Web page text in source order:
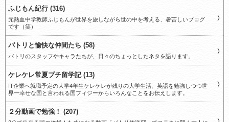
ふじもん紀行 (316)
元熱血中学教師ふじもんが世界を旅しながら世の中を考える、暑苦しいブログ
です（笑）
パトリと愉快な仲間たち (58)
パトリのスタッフやキャラたちが、日々のちょっとしたネタを語ります。
ケレケレ常夏プチ留学記 (13)
IT企業へ就職予定の大学4年生ケレケレが残りの大学生活、英語を勉強しつつ世
界一幸せな国と言われる国フィジーからいろんなことをお伝えします。
２分動画で勉強！ (207)